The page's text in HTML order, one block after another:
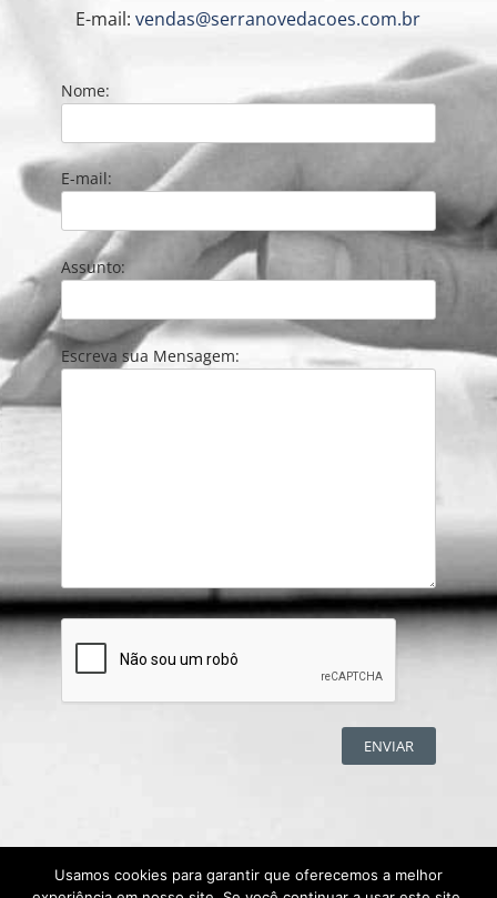
E-mail:vendas@serranovedacoes.com.br
Nome:
E-mail:
Assunto:
Escreva sua Mensagem:
Usamos cookies para garantir que oferecemos a melhor